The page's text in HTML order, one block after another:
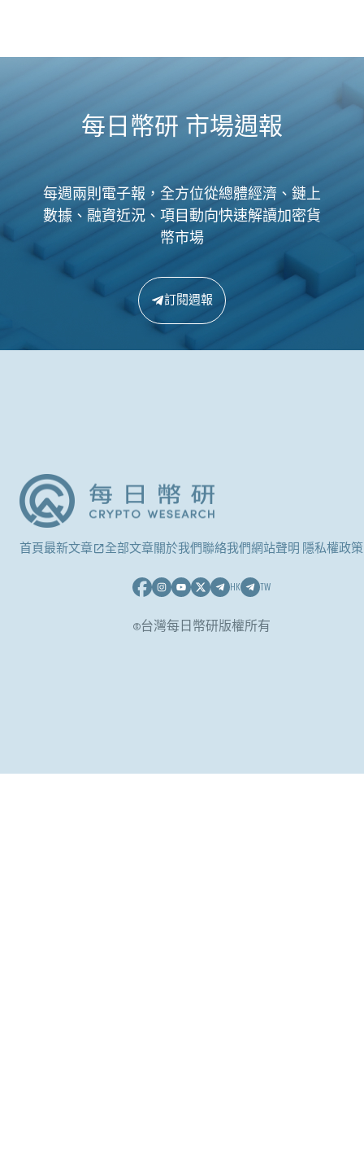
每日幣研 市場週報
每週兩則電子報，全方位從總體經濟、鏈上
數據、融資近況、項目動向快速解讀加密貨
幣市場
訂閱週報
首頁最新文章 全部文章關於我們聯絡我們網站聲明 隱私權政策
HK TW
©台灣每日幣研版權所有